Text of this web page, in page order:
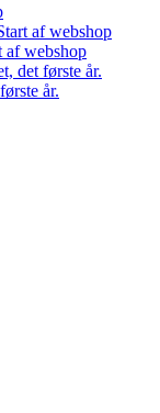
af webshop
af webshop
det første år.
år.